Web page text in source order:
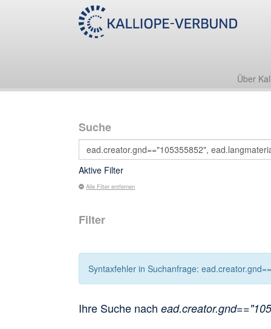
Über
Suche
Aktive Filter
Alle Filter entfernen
Filter
Syntaxfehler in Suchanfrage:
Ihre Suche nach